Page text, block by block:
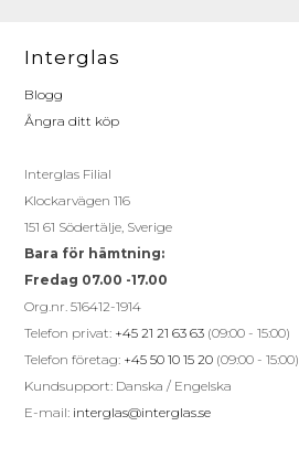
Interglas
Blogg
Ångra ditt köp
Interglas Filial
Klockarvägen 116
151 61 Södertälje, Sverige
Bara för hämtning:
Fredag 07.00 -17.00
Org.nr. 516412-1914
Telefon privat: +45 21 21 63 63 (09:00 - 15:00)
Telefon företag: +45 50 10 15 20 (09:00 - 15:00)
Kundsupport: Danska / Engelska
E-mail: interglas@interglas.se